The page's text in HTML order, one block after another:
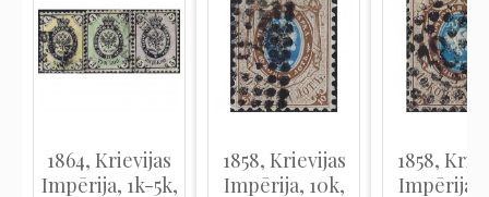
1864, Krievijas
Impērija, 1k-5k,
1858, Krievijas
Impērija, 10k,
1858,
Impērija,